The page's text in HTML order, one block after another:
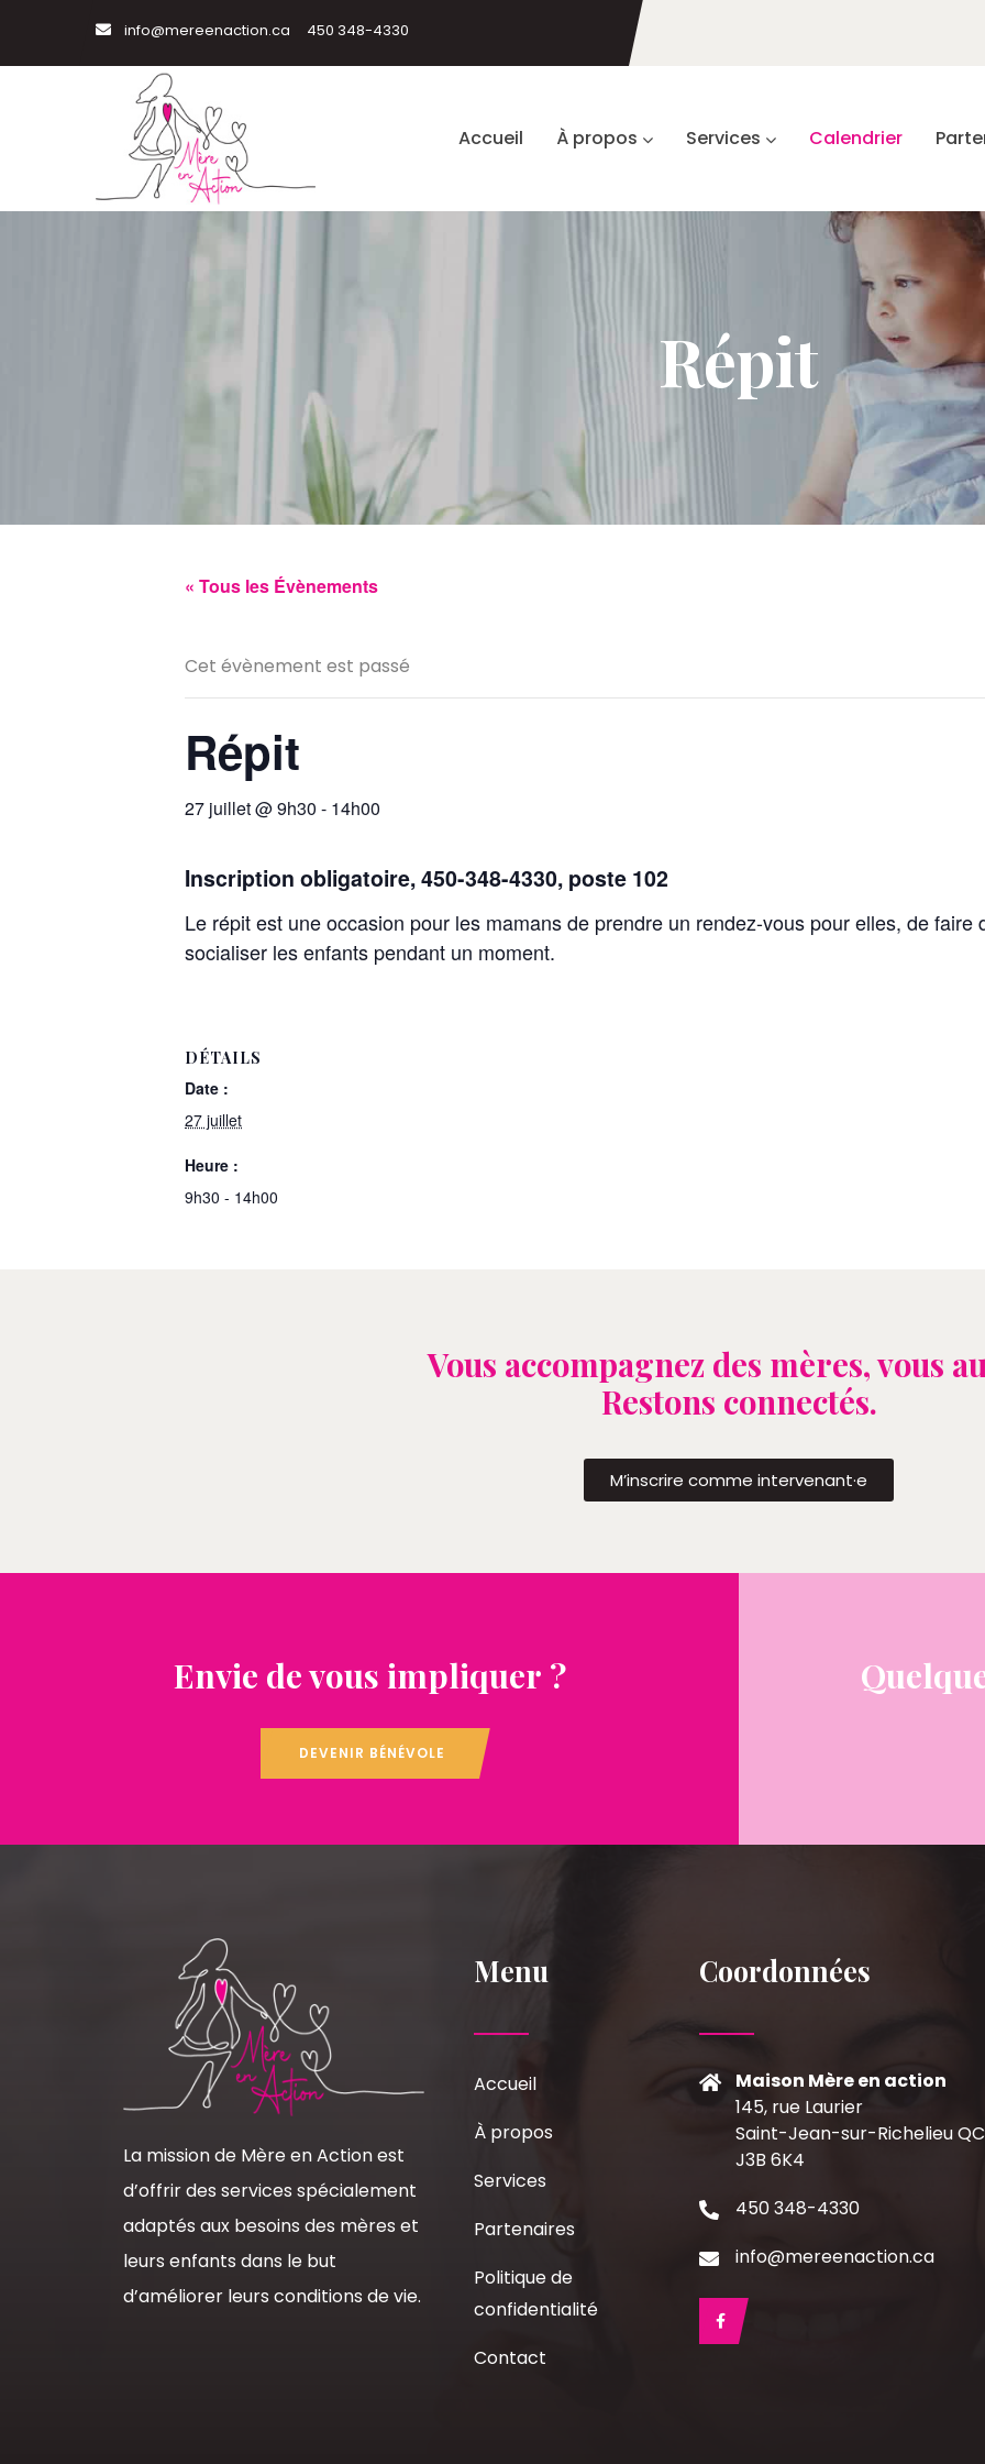
info@mereenaction.ca 450 348-4330
Accueil À propos Services Calendrier
Répit
« Tous les Évènements
Cet évènement est passé
Répit
27 juillet @ 9h30 - 14h00
Inscription obligatoire, 450-348-4330, poste 102
Le répit est une occasion pour les mamans de prendre un rendez-vous pour elles, de faire
socialiser les enfants pendant un moment.
DÉTAILS
Date :
27 juillet
Heure :
9h30 - 14h00
Vous accompagnez des mères, vous
Restons connectés.
M’inscrire comme intervenant·e
Envie de vous impliquer ?
DEVENIR BÉNÉVOLE
La mission de Mère en Action est
d’offrir des services spécialement
adaptés aux besoins des mères et
leurs enfants dans le but
d’améliorer leurs conditions de vie.
Menu
Accueil
À propos
Services
Partenaires
Politique de
confidentialité
Contact
Coordonnées
Maison Mère en action
145, rue Laurier
Saint-Jean-sur-Richelieu QC
J3B 6K4
450 348-4330
info@mereenaction.ca